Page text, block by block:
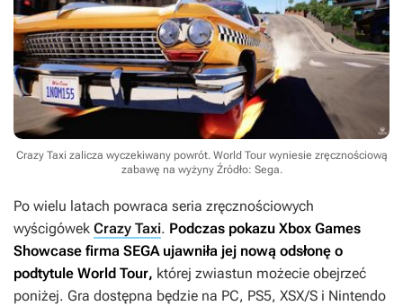
Crazy Taxi zalicza wyczekiwany powrót. World Tour wyniesie zręcznościową
zabawę na wyżyny Źródło: Sega.
Po wielu latach powraca seria zręcznościowych
wyścigówek Crazy Taxi. Podczas pokazu Xbox Games
Showcase firma SEGA ujawniła jej nową odsłonę o
podtytule World Tour, której zwiastun możecie obejrzeć
poniżej. Gra dostępna będzie na PC, PS5, XSX/S i Nintendo